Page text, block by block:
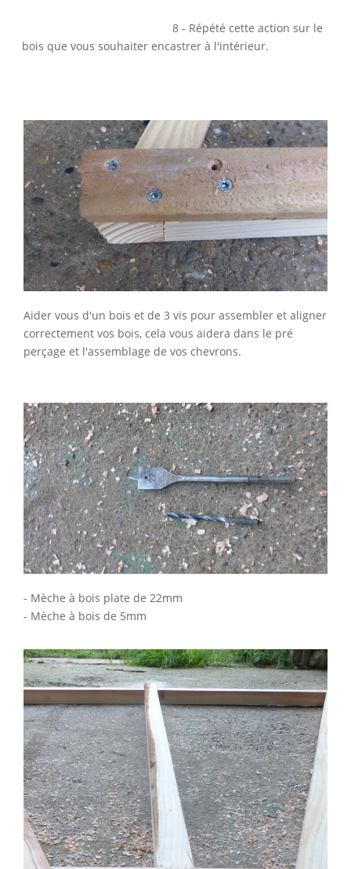
8 - Répété cette action sur le
bois que vous souhaiter encastrer à l'intérieur.
Aider vous d'un bois et de 3 vis pour assembler et aligner
correctement vos bois, cela vous aidera dans le pré
perçage et l'assemblage de vos chevrons.
- Mèche à bois plate de 22mm
- Mèche à bois de 5mm